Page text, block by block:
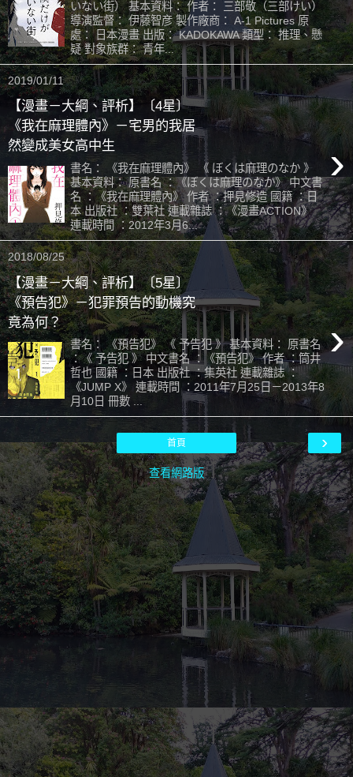
いない街） 基本資料： 作者： 三部敬（三部けい）
導演監督： 伊藤智彦 製作廠商： A-1 Pictures 原
處： 日本漫畫 出版： KADOKAWA 類型： 推理、懸
疑 對象族群： 青年...
2019/01/11
【漫畫－大綱、評析】〔4星〕
《我在麻理體內》－宅男的我居
然變成美女高中生
›
書名： 《我在麻理體內》 《 ぼくは麻理のなか 》
基本資料： 原書名 ：《ぼくは麻理のなか》 中文書
名 ：《我在麻理體內》 作者 ：押見修造 國籍 ：日
本 出版社 ：雙葉社 連載雜誌 ：《漫畫ACTION》
連載時間 ：2012年3月6...
2018/08/25
【漫畫－大綱、評析】〔5星〕
《預告犯》－犯罪預告的動機究
竟為何？
›
書名： 《預告犯》 《 予告犯 》 基本資料： 原書名
：《 予告犯 》 中文書名 ：《預告犯》 作者 ：筒井
哲也 國籍 ：日本 出版社 ：集英社 連載雜誌 ：
《JUMP Χ》 連載時間 ：2011年7月25日－2013年8
月10日 冊數 ...
›
首頁
查看網路版